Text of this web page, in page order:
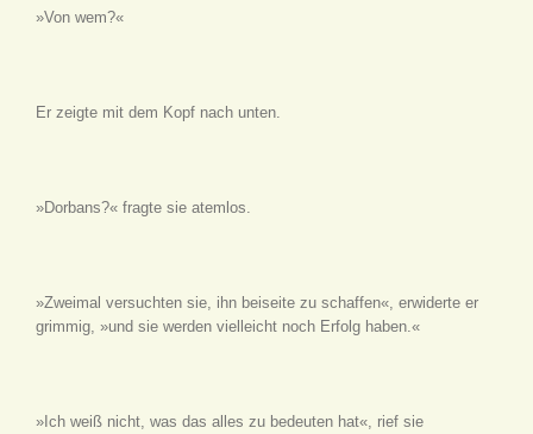
»Von wem?«
Er zeigte mit dem Kopf nach unten.
»Dorbans?« fragte sie atemlos.
»Zweimal versuchten sie, ihn beiseite zu schaffen«, erwiderte er
grimmig, »und sie werden vielleicht noch Erfolg haben.«
»Ich weiß nicht, was das alles zu bedeuten hat«, rief sie